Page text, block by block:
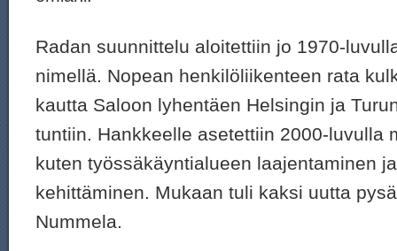
Radan suunnittelu aloitettiin jo 1970-
nimellä. Nopean henkilöliikenteen rata
kautta Saloon lyhentäen Helsingin ja
tuntiin. Hankkeelle asetettiin 2000-luvulla
kuten työssäkäyntialueen laajentaminen
kehittäminen. Mukaan tuli kaksi uutta
Nummela.